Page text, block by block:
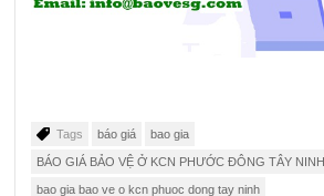
Tags báo giá bao gia
BÁO GIÁ BẢO VỆ Ở KCN PHƯỚC ĐÔNG TÂY NINH
bao gia bao ve o kcn phuoc dong tay ninh